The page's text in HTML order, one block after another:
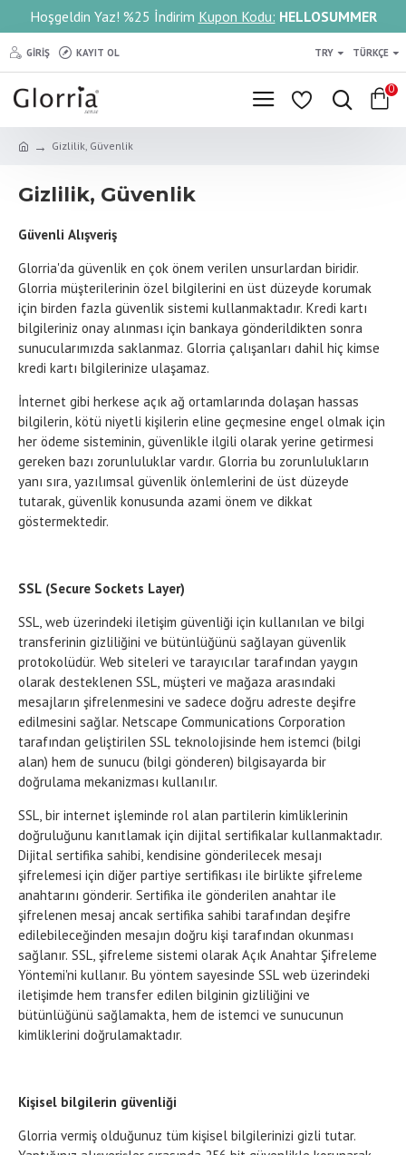
Hoşgeldin Yaz! %25 İndirim Kupon Kodu: HELLOSUMMER
GIRIŞ KAYIT OL TRY TÜRKÇE
0
Gizlilik, Güvenlik
Gizlilik, Güvenlik
Güvenli Alışveriş
Glorria'da güvenlik en çok önem verilen unsurlardan biridir.
Glorria müşterilerinin özel bilgilerini en üst düzeyde korumak
için birden fazla güvenlik sistemi kullanmaktadır. Kredi kartı
bilgileriniz onay alınması için bankaya gönderildikten sonra
sunucularımızda saklanmaz. Glorria çalışanları dahil hiç kimse
kredi kartı bilgilerinize ulaşamaz.
İnternet gibi herkese açık ağ ortamlarında dolaşan hassas
bilgilerin, kötü niyetli kişilerin eline geçmesine engel olmak için
her ödeme sisteminin, güvenlikle ilgili olarak yerine getirmesi
gereken bazı zorunluluklar vardır. Glorria bu zorunlulukların
yanı sıra, yazılımsal güvenlik önlemlerini de üst düzeyde
tutarak, güvenlik konusunda azami önem ve dikkat
göstermektedir.
SSL (Secure Sockets Layer)
SSL, web üzerindeki iletişim güvenliği için kullanılan ve bilgi
transferinin gizliliğini ve bütünlüğünü sağlayan güvenlik
protokolüdür. Web siteleri ve tarayıcılar tarafından yaygın
olarak desteklenen SSL, müşteri ve mağaza arasındaki
mesajların şifrelenmesini ve sadece doğru adreste deşifre
edilmesini sağlar. Netscape Communications Corporation
tarafından geliştirilen SSL teknolojisinde hem istemci (bilgi
alan) hem de sunucu (bilgi gönderen) bilgisayarda bir
doğrulama mekanizması kullanılır.
SSL, bir internet işleminde rol alan partilerin kimliklerinin
doğruluğunu kanıtlamak için dijital sertifikalar kullanmaktadır.
Dijital sertifika sahibi, kendisine gönderilecek mesajı
şifrelemesi için diğer partiye sertifikası ile birlikte şifreleme
anahtarını gönderir. Sertifika ile gönderilen anahtar ile
şifrelenen mesaj ancak sertifika sahibi tarafından deşifre
edilebileceğinden mesajın doğru kişi tarafından okunması
sağlanır. SSL, şifreleme sistemi olarak Açık Anahtar Şifreleme
Yöntemi'ni kullanır. Bu yöntem sayesinde SSL web üzerindeki
iletişimde hem transfer edilen bilginin gizliliğini ve
bütünlüğünü sağlamakta, hem de istemci ve sunucunun
kimliklerini doğrulamaktadır.
Kişisel bilgilerin güvenliği
Glorria vermiş olduğunuz tüm kişisel bilgilerinizi gizli tutar.